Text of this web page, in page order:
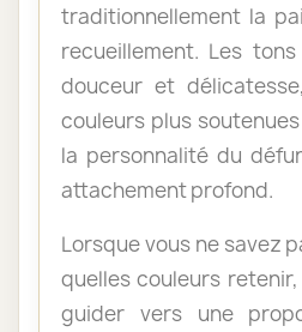
traditionnellement la
recueillement. Les
douceur et
couleurs plus
la personnalité du
attachement profond.
Lorsque vous ne savez
quelles couleurs
guider vers une